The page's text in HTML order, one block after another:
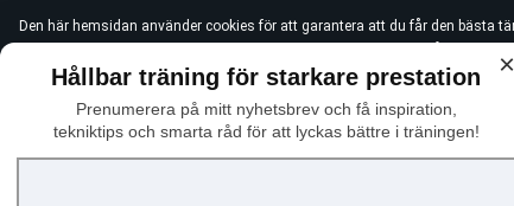
×
Hållbar träning för starkare prestation
Prenumerera på mitt nyhetsbrev och få inspiration,
tekniktips och smarta råd för att lyckas bättre i träningen!
Den här hemsidan använder cookies för att garantera att du får den bästa
Hem